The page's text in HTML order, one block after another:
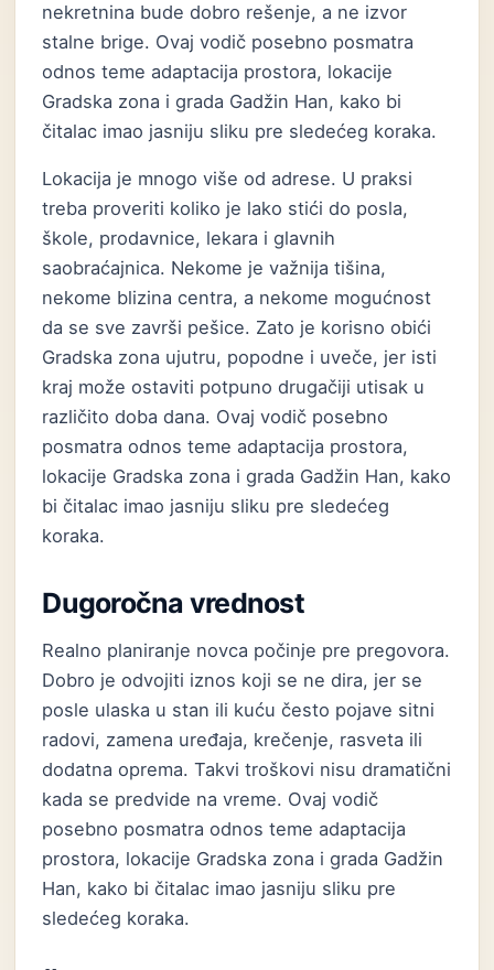
nekretnina bude dobro rešenje, a ne izvor
stalne brige. Ovaj vodič posebno posmatra
odnos teme adaptacija prostora, lokacije
Gradska zona i grada Gadžin Han, kako bi
čitalac imao jasniju sliku pre sledećeg koraka.
Lokacija je mnogo više od adrese. U praksi
treba proveriti koliko je lako stići do posla,
škole, prodavnice, lekara i glavnih
saobraćajnica. Nekome je važnija tišina,
nekome blizina centra, a nekome mogućnost
da se sve završi pešice. Zato je korisno obići
Gradska zona ujutru, popodne i uveče, jer isti
kraj može ostaviti potpuno drugačiji utisak u
različito doba dana. Ovaj vodič posebno
posmatra odnos teme adaptacija prostora,
lokacije Gradska zona i grada Gadžin Han, kako
bi čitalac imao jasniju sliku pre sledećeg
koraka.
Dugoročna vrednost
Realno planiranje novca počinje pre pregovora.
Dobro je odvojiti iznos koji se ne dira, jer se
posle ulaska u stan ili kuću često pojave sitni
radovi, zamena uređaja, krečenje, rasveta ili
dodatna oprema. Takvi troškovi nisu dramatični
kada se predvide na vreme. Ovaj vodič
posebno posmatra odnos teme adaptacija
prostora, lokacije Gradska zona i grada Gadžin
Han, kako bi čitalac imao jasniju sliku pre
sledećeg koraka.